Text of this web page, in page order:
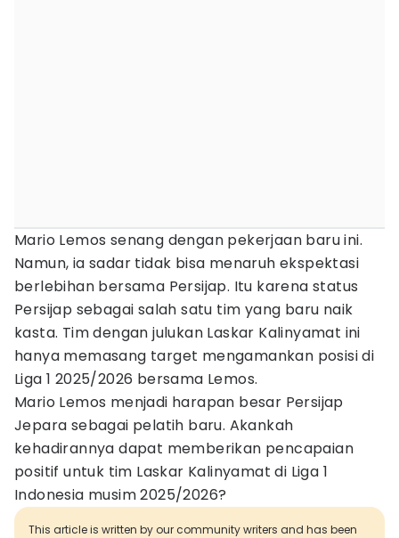
Mario Lemos senang dengan pekerjaan baru ini.
Namun, ia sadar tidak bisa menaruh ekspektasi
berlebihan bersama Persijap. Itu karena status
Persijap sebagai salah satu tim yang baru naik
kasta. Tim dengan julukan Laskar Kalinyamat ini
hanya memasang target mengamankan posisi di
Liga 1 2025/2026 bersama Lemos.
Mario Lemos menjadi harapan besar Persijap
Jepara sebagai pelatih baru. Akankah
kehadirannya dapat memberikan pencapaian
positif untuk tim Laskar Kalinyamat di Liga 1
Indonesia musim 2025/2026?
This article is written by our community writers and has been